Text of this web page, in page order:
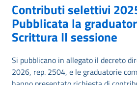
Contributi selettivi
Pubblicata la
Scrittura II sessione
Si pubblicano in allegato il decreto
2026, rep. 2504, e le graduatorie